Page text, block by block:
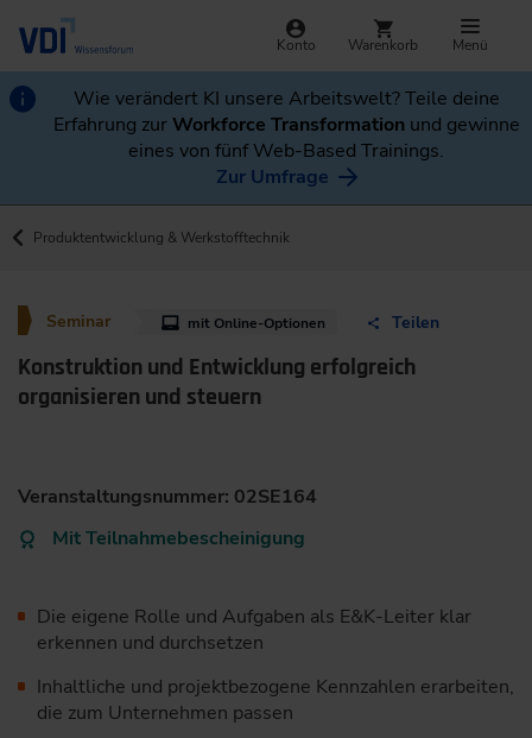
Konto Warenkorb Menü
Wie verändert KI unsere Arbeitswelt? Teile deine
Erfahrung zurWorkforce Transformation und gewinne
eines von fünf Web-Based Trainings.
Zur Umfrage
Produktentwicklung & Werkstofftechnik
Seminar mit Online-Optionen Teilen
Konstruktion und Entwicklung erfolgreich
organisieren und steuern
Veranstaltungsnummer: 02SE164
Mit Teilnahmebescheinigung
Die eigene Rolle und Aufgaben als E&K-Leiter klar
erkennen und ­durchsetzen
Inhaltliche und projektbezogene Kennzahlen erarbeiten,
die zum ­Unternehmen passen